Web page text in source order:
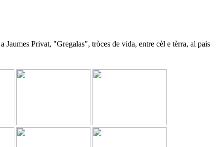
Jaumes Privat, "Gregalas", tròces de vida, entre cèl e tèrra, al pais